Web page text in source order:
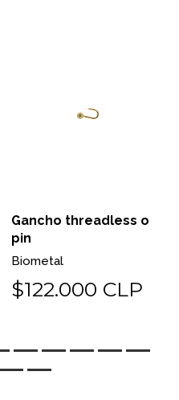
Gancho threadless o
pin
Biometal
$122.000 CLP